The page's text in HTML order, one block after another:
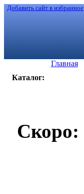
Добавить сайт в избранное
Главная
Каталог:
Скоро: